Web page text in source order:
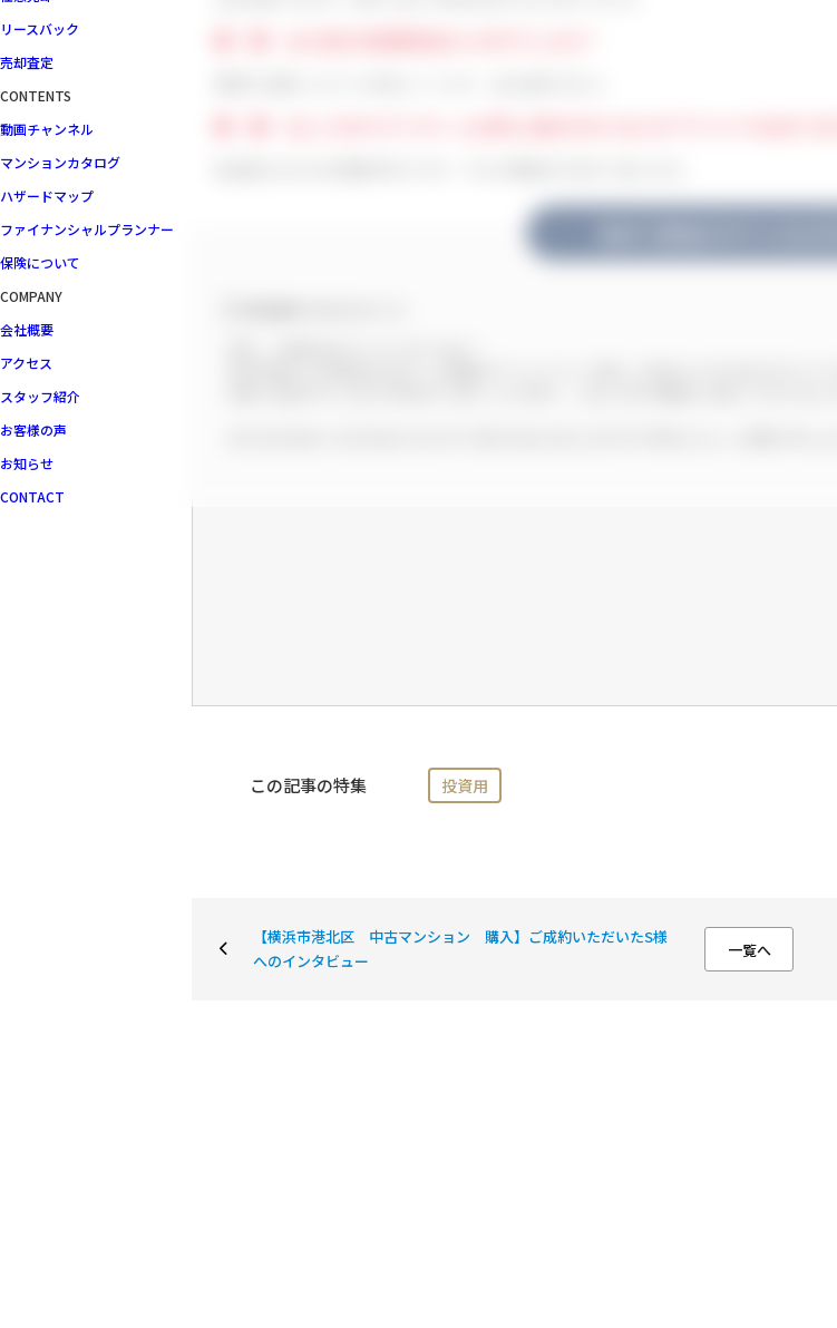
リースバック
売却査定
CONTENTS
動画チャンネル
マンションカタログ
ハザードマップ
ファイナンシャルプランナー
保険について
COMPANY
会社概要
アクセス
スタッフ紹介
お客様の声
お知らせ
CONTACT
この記事の特集 投資用
【横浜市港北区 中古マンション 購入】ご成約いただいたS様
へのインタビュー
一覧へ